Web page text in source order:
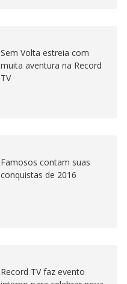
Sem Volta estreia com
muita aventura na Record
TV
Famosos contam suas
conquistas de 2016
Record TV faz evento